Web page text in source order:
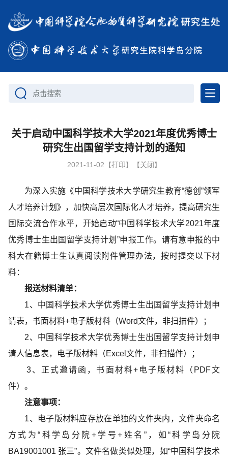
点击搜索
关于启动中国科学技术大学2021年度优秀博士
研究生出国留学支持计划的通知
2021-11-02 【打印】 【关闭】
为深入实施《中国科学技术大学研究生教育“德创”领军
人才培养计划》，加快高层次国际化人才培养，提高研究生
国际交流合作水平，开始启动“中国科学技术大学2021年度
优秀博士生出国留学支持计划”申报工作。请有意申报的中
科大在籍博士生认真阅读附件管理办法，按时提交以下材
料：
报送材料清单：
1、中国科学技术大学优秀博士生出国留学支持计划申
请表，书面材料+电子版材料（Word文件，非扫描件）；
2、中国科学技术大学优秀博士生出国留学支持计划申
请人信息表，电子版材料（Excel 文件，非扫描件）；
3、正式邀请函，书面材料+电子版材料（ PDF文
件）。
注意事项：
1、电子版材料应存放在单独的文件夹内，文件夹命名
方式为“科学岛分院 +学号+ 姓名”，如“科学岛分院
BA19001001 张三”。文件名做类似处理，如“中国科学技术